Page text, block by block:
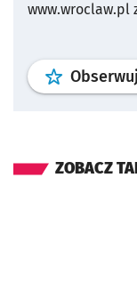
www.wroclaw.pl
Obserwuj
ZOBACZ